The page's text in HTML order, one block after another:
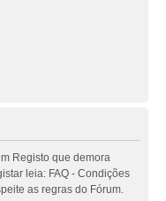
Registo que demora
leia: FAQ - Condições
as regras do Fórum.